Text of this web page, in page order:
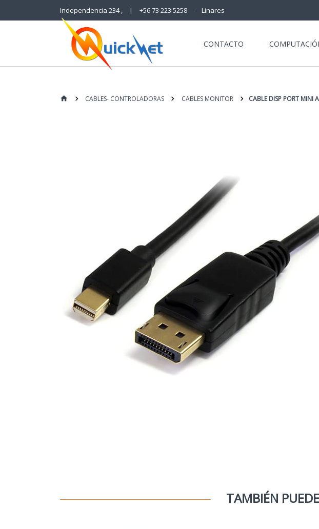
Independencia 234 , | +56 73 223 5258 - Linares
CONTACTO
CABLES- CONTROLADORAS
CABLES MONITOR CABLE DISP PORT MINI
TAMBIÉN